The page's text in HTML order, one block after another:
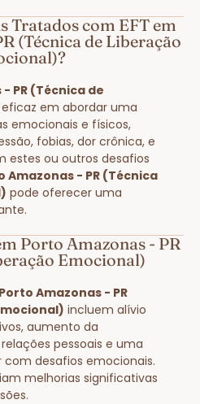
Tratados com EFT em
(Técnica de Liberação
PR (Técnica de
em abordar uma
emocionais e físicos,
fobias, dor crônica, e
estes ou outros desafios
Amazonas - PR (Técnica
pode oferecer uma
Porto Amazonas - PR
Emocional)
Amazonas - PR
incluem alívio
aumento da
pessoais e uma
desafios emocionais.
melhorias significativas